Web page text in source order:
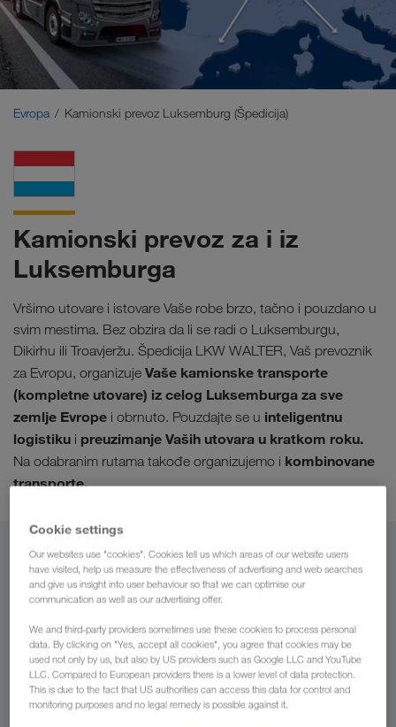
Rusija
Bliski Istok
Evropa Kamionski prevoz Luksemburg (Špedicija)
Kamionski prevoz za i iz
Luksemburga
Vršimo utovare i istovare Vaše robe brzo, tačno i pouzdano u
svim mestima. Bez obzira da li se radi o Luksemburgu,
Dikirhu ili Troavjeržu. Špedicija LKW WALTER, Vaš prevoznik
za Evropu, organizuje Vaše kamionske transporte
(kompletne utovare) iz celog Luksemburga za sve
zemlje Evrope i obrnuto. Pouzdajte se u inteligentnu
logistiku i preuzimanje Vaših utovara u kratkom roku.
Na odabranim rutama takođe organizujemo i kombinovane
transporte.
Srbija
Za
Cookie settings
Our websites use "cookies". Cookies tell us which areas of our website users
have visited, help us measure the effectiveness of advertising and web searches
and give us insight into user behaviour so that we can optimise our
communication as well as our advertising offer.
We and third-party providers sometimes use these cookies to process personal
data. By clicking on "Yes, accept all cookies", you agree that cookies may be
used not only by us, but also by US providers such as Google LLC and YouTube
LLC. Compared to European providers there is a lower level of data protection.
This is due to the fact that US authorities can access this data for control and
monitoring purposes and no legal remedy is possible against it.